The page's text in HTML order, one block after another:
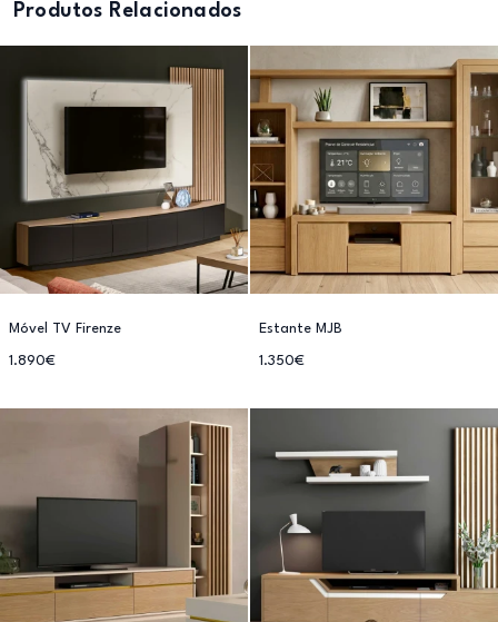
Produtos Relacionados
Móvel TV Firenze
1.890€
Estante MJB
1.350€